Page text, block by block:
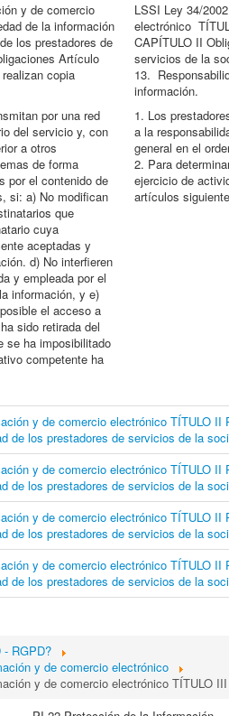
y de comercio
de la información
los prestadores de
Artículo
copia
por una red
del servicio y, con
a otros
de forma
por el contenido de
si: a) No modifican
que
cuya
aceptadas y
d) No interfieren
y empleada por el
información, y e)
el acceso a
sido retirada del
se ha imposibilitado
competente ha
LSSI Ley 34/
electrónico
CAPÍTULO II
servicios de la
13.
información.
1. Los
a la
general en el
2. Para
ejercicio de
artículos
y de comercio electrónico TÍTULO
de los prestadores de servicios de la
y de comercio electrónico TÍTULO
de los prestadores de servicios de la
y de comercio electrónico TÍTULO
de los prestadores de servicios de la
y de comercio electrónico TÍTULO
de los prestadores de servicios de la
- RGPD?
y de comercio electrónico
y de comercio electrónico TÍTULO